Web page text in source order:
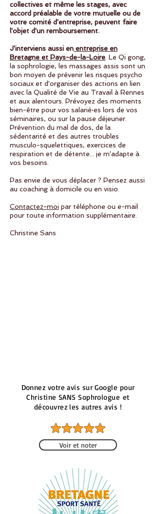
collectives et même les stages, avec
accord préalable de votre mutuelle ou de
votre comité d'entreprise, peuvent faire
l'objet d'un remboursement.
​J'interviens aussi en entreprise en
Bretagne et Pays-de-la-Loire . Le Qi gong,
la sophrologie, les massages assis sont un
bon moyen de prévenir les risques psycho
sociaux et d'organiser des actions en lien
avec la Qualité de Vie au Travail à Rennes
et aux alentours. Prévoyez des moments
bien-être pour vos salarié·es lors de vos
séminaires, ou sur la pause déjeuner.
Prévention du mal de dos, de la
sédentarité et des autres troubles
musculo-squelettiques, exercices de
respiration et de détente... je m'adapte à
vos besoins.
Pas envie de vous déplacer ? Pensez aussi
au coaching à domicile ou en visio.
Contactez-moi par téléphone ou e-mail
pour toute information supplémentaire.
Christine Sans
Donnez votre avis sur Google pour
Christine SANS Sophrologue et
découvrez les autres avis !
Voir et noter